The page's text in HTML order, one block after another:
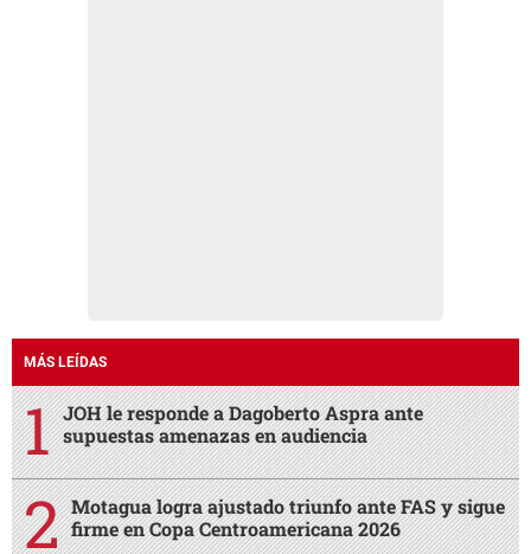
MÁS LEÍDAS
JOH le responde a Dagoberto Aspra ante
supuestas amenazas en audiencia
Motagua logra ajustado triunfo ante FAS y sigue
firme en Copa Centroamericana 2026